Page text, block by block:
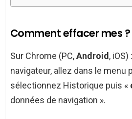
Comment effacer mes ?
Sur Chrome (PC,Android,
navigateur, allez dans le menu
sélectionnez Historique puis «
données de navigation ».